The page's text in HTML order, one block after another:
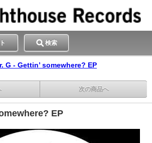
検索
G - Gettin’ somewhere? EP
次の商品へ
EP